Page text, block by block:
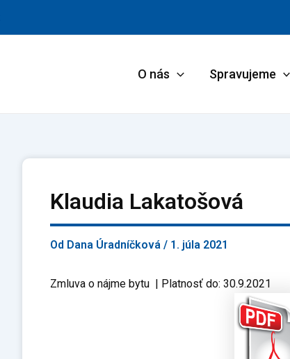
O nás Spravujeme
Klaudia Lakatošová
Od Dana Úradníčková / 1. júla 2021
Zmluva o nájme bytu | Platnosť do: 30.9.2021